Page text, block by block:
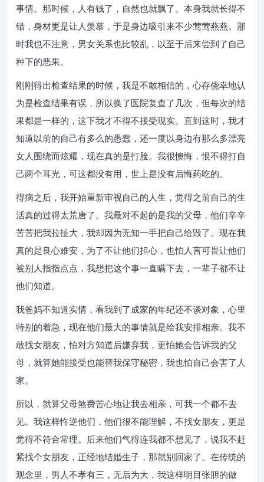
事情。那时候，人有钱了，自然也就飘了。本身我就长得不
错，身材更是让人羡慕，于是身边吸引来不少莺莺燕燕。那
时我也不注意，男女关系也比较乱，以至于后来尝到了自己
种下的恶果。
刚刚得出检查结果的时候，我是不敢相信的，心存侥幸地认
为是检查结果有误，所以换了医院复查了几次，但每次的结
果都是一样的，这下我才不得不接受现实。直到这时，我才
知道以前的自己有多么的愚蠢，还一度以身边有那么多漂亮
女人围绕而炫耀，现在真的是打脸。我很懊悔，恨不得打自
己两个耳光，可这都没有用，世上是没有后悔药吃的。
得病之后，我开始重新审视自己的人生，觉得之前自己的生
活真的过得太荒唐了。我最对不起的是我的父母，他们辛辛
苦苦把我拉扯大，我却因为无知一手把自己给毁了。现在我
真的是良心难安，为了不让他们担心，也怕人言可畏让他们
被别人指指点点，我想把这个事一直瞒下去，一辈子都不让
他们知道。
我爸妈不知道实情，看我到了成家的年纪还不谈对象，心里
特别的着急，现在他们最大的事情就是给我安排相亲。我不
敢找女朋友，怕对方知道后嫌弃我，更怕她会告诉我的父
母，就算她能接受也能替我保守秘密，我也怕自己会害了人
家。
所以，就算父母煞费苦心地让我去相亲，可我一个都不去
见。我这样忤逆他们，他们很不能理解，不找女朋友，更是
觉得不符合常理。后来他们气得连我都不想见了，说我不赶
紧找个女朋友，正经地结婚生子，那就别回家了。在传统的
观念里，男人不孝有三，无后为大，我这样明目张胆的做